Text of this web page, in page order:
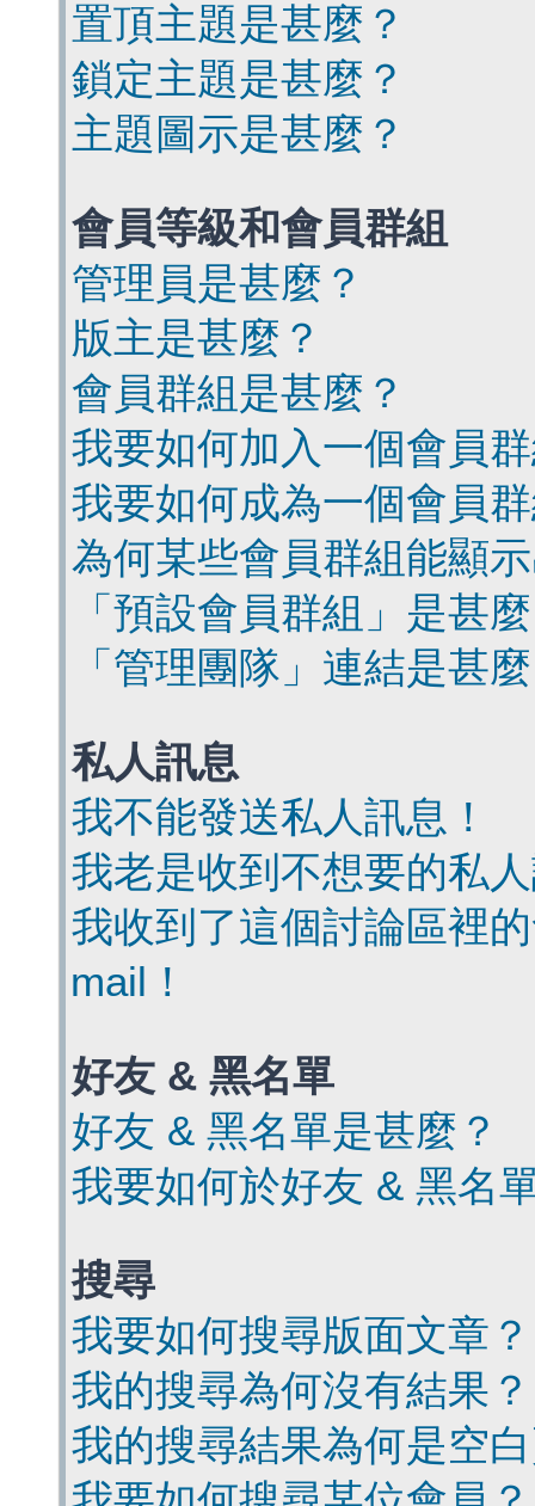
置頂主題是甚麼？
鎖定主題是甚麼？
主題圖示是甚麼？
會員等級和會員群組
管理員是甚麼？
版主是甚麼？
會員群組是甚麼？
我要如何加入一個會員
我要如何成為一個會員
為何某些會員群組能顯
「預設會員群組」是甚
「管理團隊」連結是甚
私人訊息
我不能發送私人訊息！
我老是收到不想要的私
我收到了這個討論區裡
mail！
好友 & 黑名單
好友 & 黑名單是甚麼？
我要如何於好友 & 黑名
搜尋
我要如何搜尋版面文章？
我的搜尋為何沒有結果？
我的搜尋結果為何是空